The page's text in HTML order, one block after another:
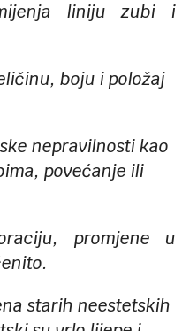
liniju zubi i
boju i položaj
nepravilnosti kao
povećanje ili
promjene u
starih neestetskih